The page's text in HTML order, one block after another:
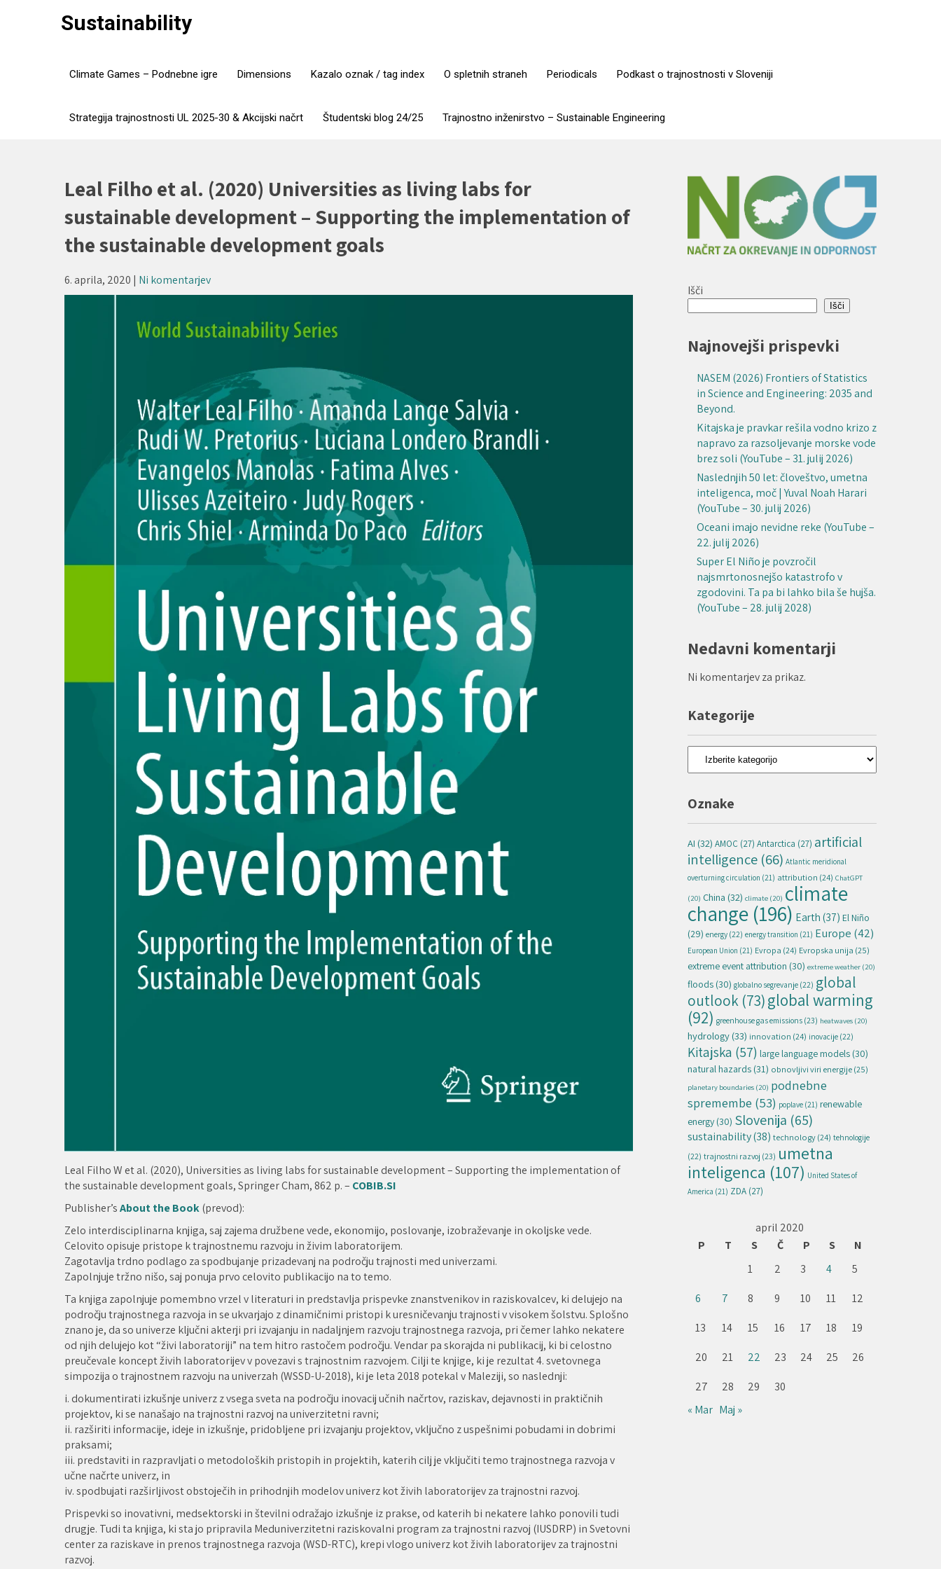
Sustainability
Climate Games – Podnebne igre Dimensions Kazalo oznak / tag index O spletnih straneh Periodicals Podkast o trajnostnosti v Sloveniji
Strategija trajnostnosti UL 2025-30 & Akcijski načrt Študentski blog 24/25 Trajnostno inženirstvo – Sustainable Engineering
Leal Filho et al. (2020) Universities as living labs for
sustainable development – Supporting the implementation of
the sustainable development goals
6. aprila, 2020 | Ni komentarjev
Leal Filho W et al. (2020), Universities as living labs for sustainable development – Supporting the implementation of
the sustainable development goals, Springer Cham, 862 p. – COBIB.SI
Publisher’sAbout the Book(prevod):
Zelo interdisciplinarna knjiga, saj zajema družbene vede, ekonomijo, poslovanje, izobraževanje in okoljske vede.
Celovito opisuje pristope k trajnostnemu razvoju in živim laboratorijem.
Zagotavlja trdno podlago za spodbujanje prizadevanj na področju trajnosti med univerzami.
Zapolnjuje tržno nišo, saj ponuja prvo celovito publikacijo na to temo.
Ta knjiga zapolnjuje pomembno vrzel v literaturi in predstavlja prispevke znanstvenikov in raziskovalcev, ki delujejo na
področju trajnostnega razvoja in se ukvarjajo z dinamičnimi pristopi k uresničevanju trajnosti v visokem šolstvu. Splošno
znano je, da so univerze ključni akterji pri izvajanju in nadaljnjem razvoju trajnostnega razvoja, pri čemer lahko nekatere
od njih delujejo kot “živi laboratoriji” na tem hitro rastočem področju. Vendar pa skorajda ni publikacij, ki bi celostno
preučevale koncept živih laboratorijev v povezavi s trajnostnim razvojem. Cilji te knjige, ki je rezultat 4. svetovnega
simpozija o trajnostnem razvoju na univerzah (WSSD-U-2018), ki je leta 2018 potekal v Maleziji, so naslednji:
i. dokumentirati izkušnje univerz z vsega sveta na področju inovacij učnih načrtov, raziskav, dejavnosti in praktičnih
projektov, ki se nanašajo na trajnostni razvoj na univerzitetni ravni;
ii. razširiti informacije, ideje in izkušnje, pridobljene pri izvajanju projektov, vključno z uspešnimi pobudami in dobrimi
praksami;
iii. predstaviti in razpravljati o metodoloških pristopih in projektih, katerih cilj je vključiti temo trajnostnega razvoja v
učne načrte univerz, in
iv. spodbujati razširljivost obstoječih in prihodnjih modelov univerz kot živih laboratorijev za trajnostni razvoj.
Prispevki so inovativni, medsektorski in številni odražajo izkušnje iz prakse, od katerih bi nekatere lahko ponovili tudi
drugje. Tudi ta knjiga, ki sta jo pripravila Meduniverzitetni raziskovalni program za trajnostni razvoj (IUSDRP) in Svetovni
center za raziskave in prenos trajnostnega razvoja (WSD-RTC), krepi vlogo univerz kot živih laboratorijev za trajnostni
razvoj.
Išči
Išči
Najnovejši prispevki
NASEM (2026) Frontiers of Statistics
in Science and Engineering: 2035 and
Beyond.
Kitajska je pravkar rešila vodno krizo z
napravo za razsoljevanje morske vode
brez soli (YouTube – 31. julij 2026)
Naslednjih 50 let: človeštvo, umetna
inteligenca, moč | Yuval Noah Harari
(YouTube – 30. julij 2026)
Oceani imajo nevidne reke (YouTube –
22. julij 2026)
Super El Niño je povzročil
najsmrtonosnejšo katastrofo v
zgodovini. Ta pa bi lahko bila še hujša.
(YouTube – 28. julij 2028)
Nedavni komentarji
Ni komentarjev za prikaz.
Kategorije
Kategorije
Oznake
AI (32) AMOC (27) Antarctica (27) artificial
intelligence (66) Atlantic meridional
overturning circulation (21) attribution (24) ChatGPT
(20) China (32) climate (20) climate
change (196) Earth (37) El Niño
(29) energy (22) energy transition (21) Europe (42)
European Union (21) Evropa (24) Evropska unija (25)
extreme event attribution (30) extreme weather (20)
floods (30) globalno segrevanje (22) global
outlook (73)global warming
(92) greenhouse gas emissions (23) heatwaves (20)
hydrology(33) innovation (24) inovacije (22)
Kitajska (57) large language models (30)
natural hazards (31) obnovljivi viri energije(25)
planetary boundaries (20) podnebne
spremembe (53) poplave (21) renewable
energy (30) Slovenija (65)
sustainability(38) technology(24) tehnologije
(22) trajnostni razvoj (23) umetna
inteligenca (107) United States of
America (21) ZDA (27)
april 2020
P
T S Č P S
N
1
2 3 4
5
6
7 8 9 10 11
12
13
14 15 16 17 18
19
20
21 22 23 24 25
26
27
28 29
30
« Mar Maj »